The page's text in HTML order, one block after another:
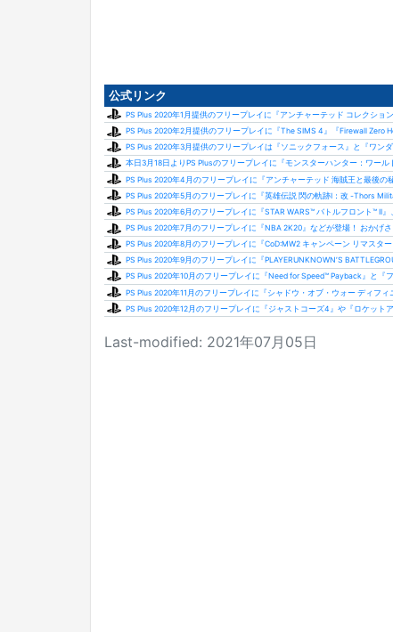
公式リンク
PS Plus 2020年1月提供のフリープレイに『アンチャーテッド コレクショ
PS Plus 2020年2月提供のフリープレイに『The SIMS 4』『Firewall Zero
PS Plus 2020年3月提供のフリープレイは『ソニックフォース』と『ワン
本日3月18日よりPS Plusのフリープレイに『モンスターハンター：ワール
PS Plus 2020年4月のフリープレイに『アンチャーテッド 海賊王と最後の
PS Plus 2020年5月のフリープレイに『英雄伝説 閃の軌跡I：改 -Thors
PS Plus 2020年6月のフリープレイに『STAR WARS™ バトルフロント™ II』
PS Plus 2020年7月のフリープレイに『NBA 2K20』などが登場！ おかげさ
PS Plus 2020年8月のフリープレイに『CoD:MW2 キャンペーン リマスター
PS Plus 2020年9月のフリープレイに『PLAYERUNKNOWN’S
PS Plus 2020年10月のフリープレイに『Need for Speed™ Payback』と『
PS Plus 2020年11月のフリープレイに『シャドウ・オブ・ウォー ディフ
PS Plus 2020年12月のフリープレイに『ジャストコーズ4』や『ロケット
Last-modified: 2021年07月05日